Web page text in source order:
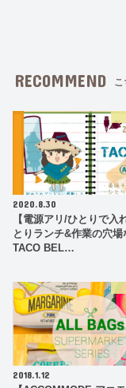
RECOMMEND こ
2020.8.30
【電源アリ/ひとりで入
とりランチ&作業の穴場
TACO BEL…
2018.1.12